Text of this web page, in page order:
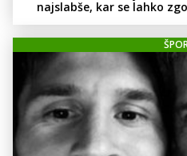
najslabše, kar se lahko